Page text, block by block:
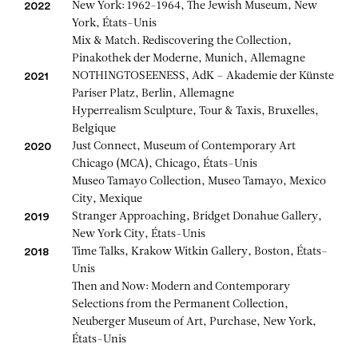
2022
New York: 1962-1964, The Jewish Museum, New
York, États-Unis
Mix & Match. Rediscovering the Collection,
Pinakothek der Moderne, Munich, Allemagne
2021
NOTHINGTOSEENESS, AdK – Akademie der Künste
Pariser Platz, Berlin, Allemagne
Hyperrealism Sculpture, Tour & Taxis, Bruxelles,
Belgique
2020
Just Connect, Museum of Contemporary Art
Chicago (MCA), Chicago, États-Unis
Museo Tamayo Collection, Museo Tamayo, Mexico
City, Mexique
2019
Stranger Approaching, Bridget Donahue Gallery,
New York City, États-Unis
2018
Time Talks, Krakow Witkin Gallery, Boston, États-
Unis
Then and Now: Modern and Contemporary
Selections from the Permanent Collection,
Neuberger Museum of Art, Purchase, New York,
États-Unis